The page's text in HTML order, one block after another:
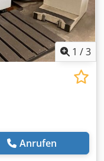
1 /3
Anrufen